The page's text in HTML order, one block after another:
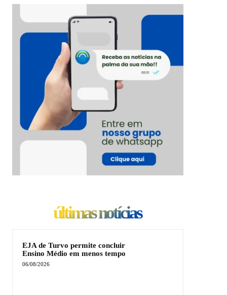
últimas notícias
EJA de Turvo permite concluir
Ensino Médio em menos tempo
06/08/2026